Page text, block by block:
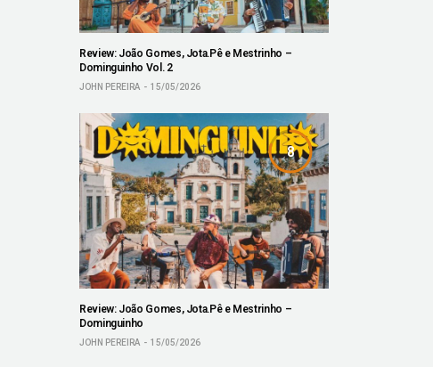
Review: João Gomes, Jota.Pê e Mestrinho –
Dominguinho Vol. 2
JOHN PEREIRA 15/05/2026
8
Review: João Gomes, Jota.Pê e Mestrinho –
Dominguinho
JOHN PEREIRA 15/05/2026